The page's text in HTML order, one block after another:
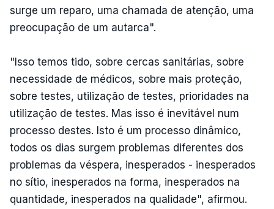
surge um reparo, uma chamada de atenção, uma
preocupação de um autarca".
"Isso temos tido, sobre cercas sanitárias, sobre
necessidade de médicos, sobre mais proteção,
sobre testes, utilização de testes, prioridades na
utilização de testes. Mas isso é inevitável num
processo destes. Isto é um processo dinâmico,
todos os dias surgem problemas diferentes dos
problemas da véspera, inesperados - inesperados
no sítio, inesperados na forma, inesperados na
quantidade, inesperados na qualidade", afirmou.